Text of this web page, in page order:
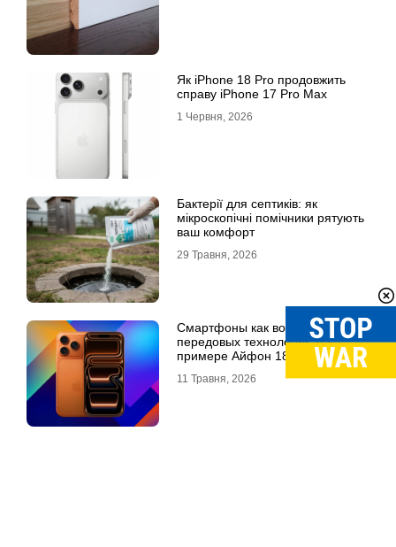
Як iPhone 18 Pro продовжить
справу iPhone 17 Pro Max
1 Червня, 2026
Бактерії для септиків: як
мікроскопічні помічники рятують
ваш комфорт
29 Травня, 2026
Смартфоны как воплощение
передовых технологий: на
примере Айфон 18 Про Макс
11 Травня, 2026